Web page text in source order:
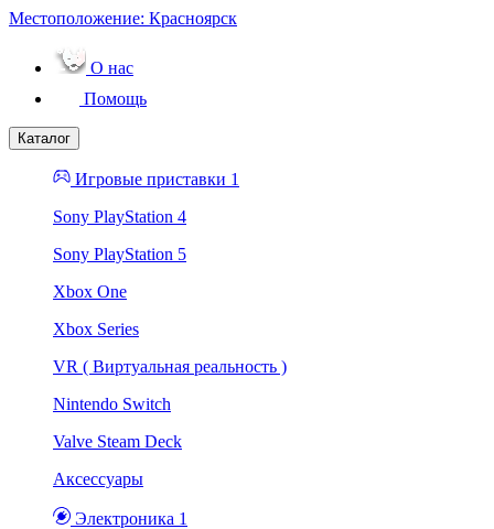
Местоположение: Красноярск
О нас
Помощь
Каталог
Игровые приставки 1
Sony PlayStation 4
Sony PlayStation 5
Xbox One
Xbox Series
VR ( Виртуальная реальность )
Nintendo Switch
Valve Steam Deck
Аксессуары
Электроника 1